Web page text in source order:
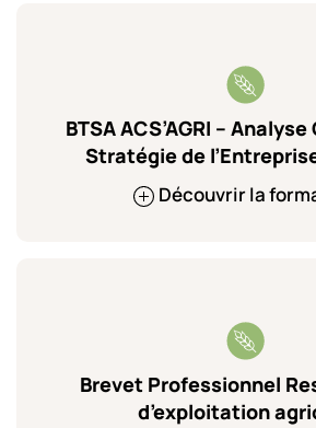
BTSA ACS’AGRI –
Stratégie de
Découvrir la
Brevet Professionnel
d’exploitation